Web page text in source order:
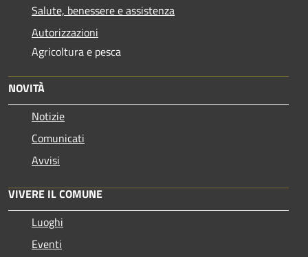
Salute, benessere e assistenza
Autorizzazioni
Agricoltura e pesca
NOVITÀ
Notizie
Comunicati
Avvisi
VIVERE IL COMUNE
Luoghi
Eventi